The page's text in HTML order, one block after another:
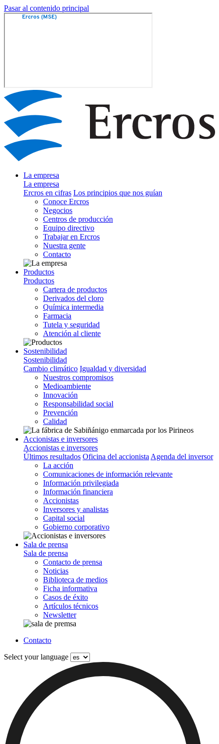
Pasar al contenido principal
La empresa
La empresa
Ercros en cifras Los principios que nos guían
Conoce Ercros
Negocios
Centros de producción
Equipo directivo
Trabajar en Ercros
Nuestra gente
Contacto
Productos
Productos
Cartera de productos
Derivados del cloro
Química intermedia
Farmacia
Tutela y seguridad
Atención al cliente
Sostenibilidad
Sostenibilidad
Cambio climático Igualdad y diversidad
Nuestros compromisos
Medioambiente
Innovación
Responsabilidad social
Prevención
Calidad
Accionistas e inversores
Accionistas e inversores
Últimos resultados Oficina del accionista Agenda del inversor
La acción
Comunicaciones de información relevante
Información privilegiada
Información financiera
Accionistas
Inversores y analistas
Capital social
Gobierno corporativo
Sala de prensa
Sala de prensa
Contacto de prensa
Noticias
Biblioteca de medios
Ficha informativa
Casos de éxito
Artículos técnicos
Newsletter
Contacto
Select your language